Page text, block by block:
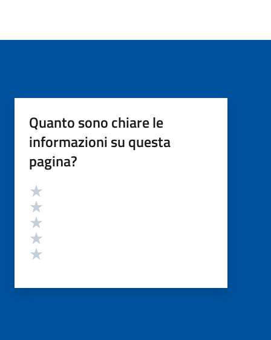
Quanto sono chiare le
informazioni su questa
pagina?
Valutazione